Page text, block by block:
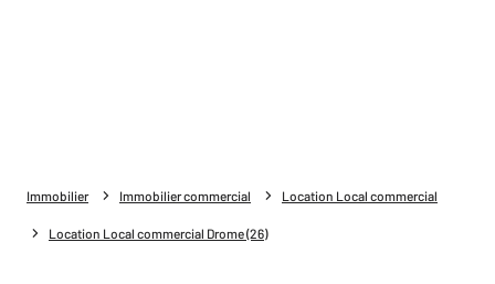
Immobilier Immobilier commercial Location Local commercial
Location Local commercial Drome (26)